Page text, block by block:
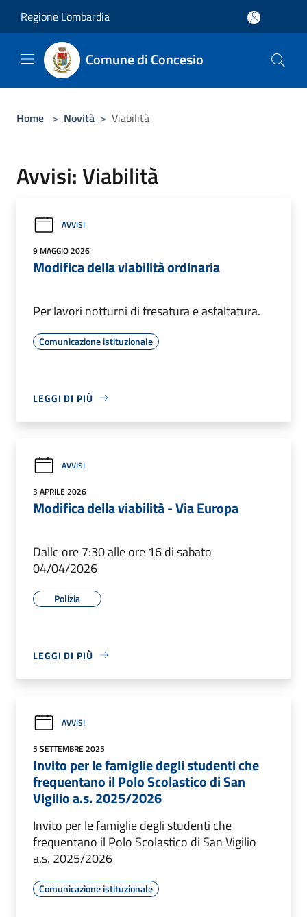
Regione Lombardia
Comune di Concesio
Home > Novità > Viabilità
Avvisi: Viabilità
AVVISI
9 MAGGIO 2026
Modifica della viabilità ordinaria
Per lavori notturni di fresatura e asfaltatura.
Comunicazione istituzionale
LEGGI DI PIÙ
AVVISI
3 APRILE 2026
Modifica della viabilità - Via Europa
Dalle ore 7:30 alle ore 16 di sabato
04/04/2026
Polizia
LEGGI DI PIÙ
AVVISI
5 SETTEMBRE 2025
Invito per le famiglie degli studenti che
frequentano il Polo Scolastico di San
Vigilio a.s. 2025/2026
Invito per le famiglie degli studenti che
frequentano il Polo Scolastico di San Vigilio
a.s. 2025/2026
Comunicazione istituzionale